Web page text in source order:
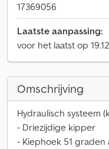
17369056
Laatste aanpassing:
voor het laatst op
Omschrijving
Hydraulisch systeem
- Driezijdige kipper
- Kiephoek 51